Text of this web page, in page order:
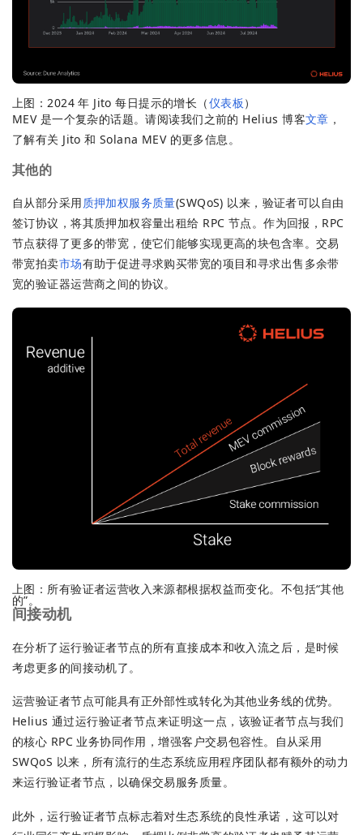
上图：2024 年 Jito 每日提示的增长（仪表板 ）
MEV 是一个复杂的话题。请阅读我们之前的 Helius 博客文章 ，
了解有关 Jito 和 Solana MEV 的更多信息。
其他的
自从部分采用质押加权服务质量(SWQoS) 以来，验证者可以自由
签订协议，将其质押加权容量出租给 RPC 节点。作为回报，RPC
节点获得了更多的带宽，使它们能够实现更高的块包含率。交易
带宽拍卖市场有助于促进寻求购买带宽的项目和寻求出售多余带
宽的验证器运营商之间的协议。
上图：所有验证者运营收入来源都根据权益而变化。不包括“其他
的”。
间接动机
在分析了运行验证者节点的所有直接成本和收入流之后，是时候
考虑更多的间接动机了。
运营验证者节点可能具有正外部性或转化为其他业务线的优势。
Helius 通过运行验证者节点来证明这一点，该验证者节点与我们
的核心 RPC 业务协同作用，增强客户交易包容性。自从采用
SWQoS 以来，所有流行的生态系统应用程序团队都有额外的动力
来运行验证者节点，以确保交易服务质量。
此外，运行验证者节点标志着对生态系统的良性承诺，这可以对